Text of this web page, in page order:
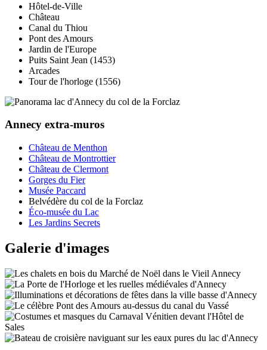
Hôtel-de-Ville
Château
Canal du Thiou
Pont des Amours
Jardin de l'Europe
Puits Saint Jean (1453)
Arcades
Tour de l'horloge (1556)
Annecy extra-muros
Château de Menthon
Château de Montrottier
Château de Clermont
Gorges du Fier
Musée Paccard
Belvédère du col de la Forclaz
Éco-musée du Lac
Les Jardins Secrets
Galerie d'images